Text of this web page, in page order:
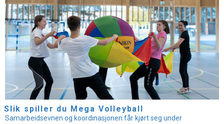
Slik spiller du Mega Volleyball
Samarbeidsevnen og koordinasjonen får kjørt seg under